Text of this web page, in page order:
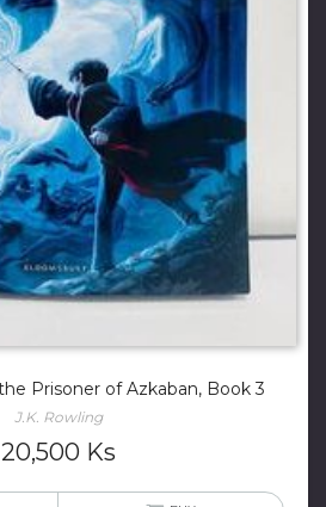
Prisoner of Azkaban, Book 3
J.K. Rowling
20,500 Ks